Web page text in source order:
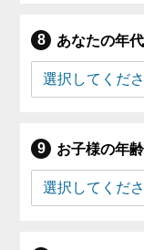
あなたの年
お子様の年